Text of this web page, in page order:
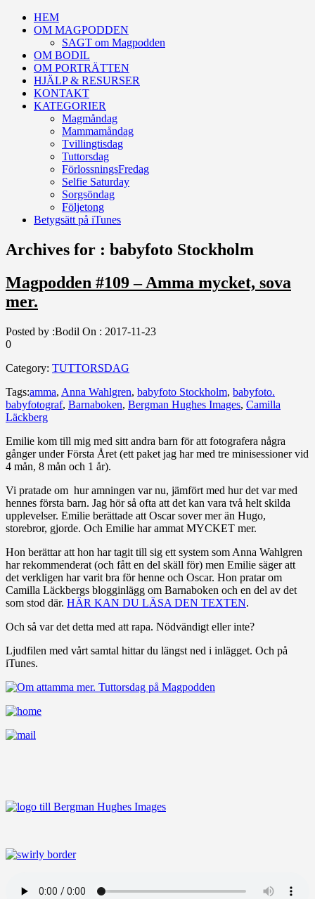
HEM
OM MAGPODDEN
SAGT om Magpodden
OM BODIL
OM PORTRÄTTEN
HJÄLP & RESURSER
KONTAKT
KATEGORIER
Magmåndag
Mammamåndag
Tvillingtisdag
Tuttorsdag
FörlossningsFredag
Selfie Saturday
Sorgsöndag
Följetong
Betygsätt på iTunes
Archives for : babyfoto Stockholm
Magpodden #109 – Amma mycket, sova
mer.
Posted by :Bodil On : 2017-11-23
0
Category: TUTTORSDAG
Tags:amma, Anna Wahlgren, babyfoto Stockholm, babyfoto.
babyfotograf, Barnaboken, Bergman Hughes Images, Camilla
Läckberg
Emilie kom till mig med sitt andra barn för att fotografera några
gånger under Första Året (ett paket jag har med tre minisessioner vid
4 mån, 8 mån och 1 år).
Vi pratade om hur amningen var nu, jämfört med hur det var med
hennes första barn. Jag hör så ofta att det kan vara två helt skilda
upplevelser. Emilie berättade att Oscar sover mer än Hugo,
storebror, gjorde. Och Emilie har ammat MYCKET mer.
Hon berättar att hon har tagit till sig ett system som Anna Wahlgren
har rekommenderat (och fått en del skäll för) men Emilie säger att
det verkligen har varit bra för henne och Oscar. Hon pratar om
Camilla Läckbergs blogginlägg om Barnaboken och en del av det
som stod där. HÄR KAN DU LÄSA DEN TEXTEN.
Och så var det detta med att rapa. Nödvändigt eller inte?
Ljudfilen med vårt samtal hittar du längst ned i inlägget. Och på
iTunes.